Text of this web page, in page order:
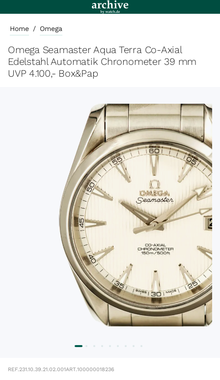
Home / Omega
Omega Seamaster Aqua Terra Co-Axial
Edelstahl Automatik Chronometer 39 mm
UVP 4.100,- Box&Pap
REF.231.10.39.21.02.001ART.100000018236